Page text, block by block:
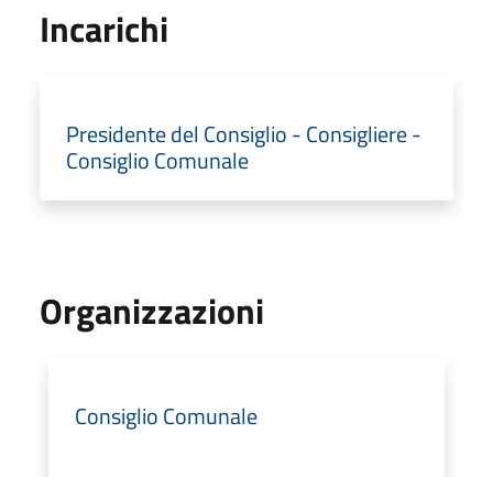
Incarichi
Presidente del Consiglio - Consigliere -
Consiglio Comunale
Organizzazioni
Consiglio Comunale